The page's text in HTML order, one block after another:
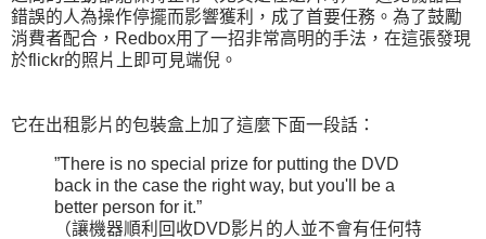
錯誤的人為操作停擺而影響獲利，成了首要任務。為了鼓勵
消費者配合，Redbox用了一招非常高明的手法，在這張發現
於flickr的照片上即可見端倪。
它在出租影片的包裝盒上加了這麼下面一段話：
”There is no special prize for putting the DVD
back in the case the right way, but you'll be a
better person for it.”
（讓機器順利回收DVD影片的人並不會有任何特